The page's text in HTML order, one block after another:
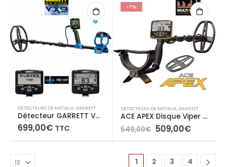
DETECTEURS DE METAUX,GARRETT
Détecteur GARRETT VORTEX VX9
699,00€ TTC
-7%
DETECTEURS DE METAUX,GARRETT
ACE APEX Disque Viper 15 x 28 cm
549,00€ Le
initial
était :
549,00€.
509,00€Le
actuel
est :
1 2 3 4